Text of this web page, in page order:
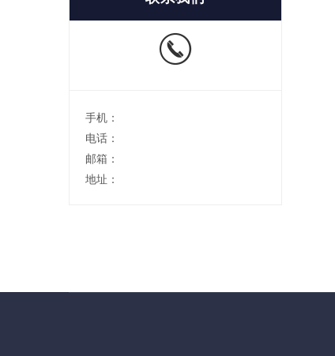
手机：
电话：
邮箱：
地址：